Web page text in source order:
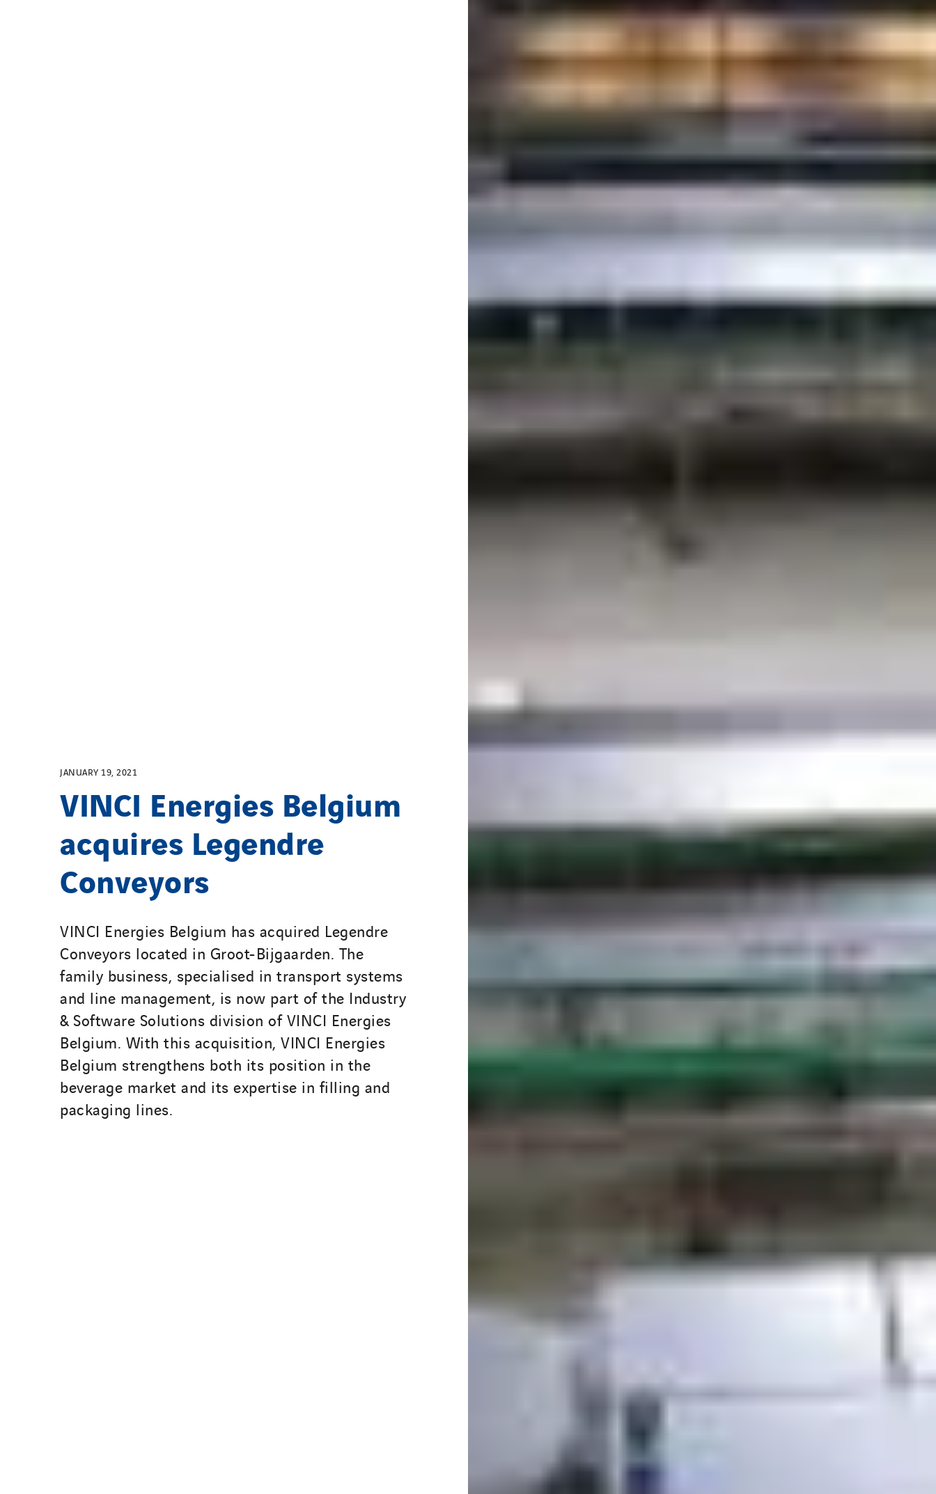
JANUARY 19, 2021
VINCI Energies Belgium
acquires Legendre
Conveyors
VINCI Energies Belgium has acquired Legendre
Conveyors located in Groot-Bijgaarden. The
family business, specialised in transport systems
and line management, is now part of the Industry
& Software Solutions division of VINCI Energies
Belgium. With this acquisition, VINCI Energies
Belgium strengthens both its position in the
beverage market and its expertise in filling and
packaging lines.